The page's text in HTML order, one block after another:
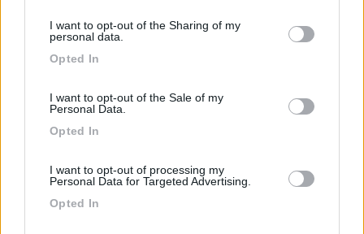
not limited to your visit or usage behaviour. You may click to
grant or deny consent to Google and its third-party tags to
use your data for below specified purposes in below Google
I want to opt-out of the Sharing of my
personal data.
Opted In
I want to opt-out of the Sale of my
Personal Data.
Opted In
I want to opt-out of processing my
Personal Data for Targeted Advertising.
Opted In